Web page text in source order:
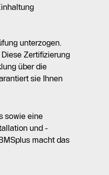
unterzogen.
Zertifizierung
über die
sie Ihnen
sowie eine
und -
macht das